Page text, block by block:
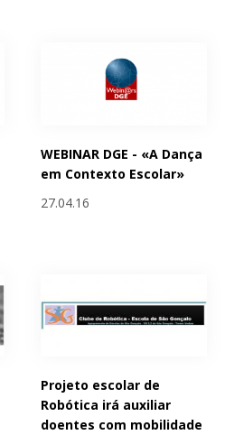
WEBINAR DGE - «A Dança
em Contexto Escolar»
27.04.16
Projeto escolar de
Robótica irá auxiliar
doentes com mobilidade